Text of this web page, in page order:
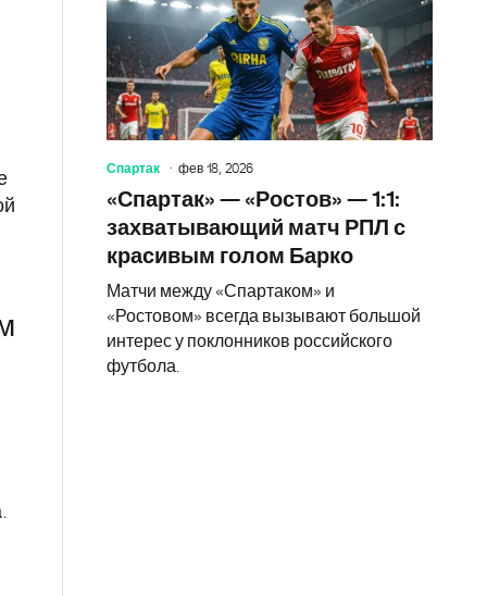
Спартак фев 18, 2026
«Спартак» — «Ростов» — 1:1:
захватывающий матч РПЛ с
красивым голом Барко
Матчи между «Спартаком» и
«Ростовом» всегда вызывают большой
интерес у поклонников российского
футбола.